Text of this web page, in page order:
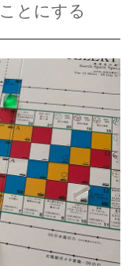
とにする